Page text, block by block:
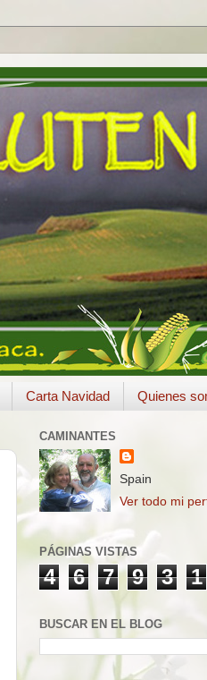
Carta Navidad Quienes
CAMINANTES
Spain
Ver todo mi
PÁGINAS VISTAS
4 6 7 9 3 1
BUSCAR EN EL BLOG